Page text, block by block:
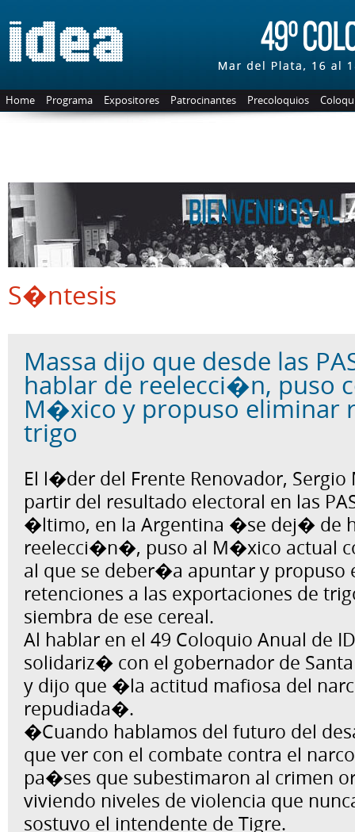
Home Programa Expositores Patrocinantes Precoloquios
S�ntesis
Massa dijo que desde las
hablar de reelecci�n, puso
M�xico y propuso eliminar
trigo
El l�der del Frente Renovador, Sergio
partir del resultado electoral en las
�ltimo, en la Argentina �se dej� de
reelecci�n�, puso al M�xico actual
al que se deber�a apuntar y propuso
retenciones a las exportaciones de
siembra de ese cereal.
Al hablar en el 49 Coloquio Anual de
solidariz� con el gobernador de
y dijo que �la actitud mafiosa del
repudiada�.
�Cuando hablamos del futuro del
que ver con el combate contra el
pa�ses que subestimaron al crimen
viviendo niveles de violencia que
sostuvo el intendente de Tigre.